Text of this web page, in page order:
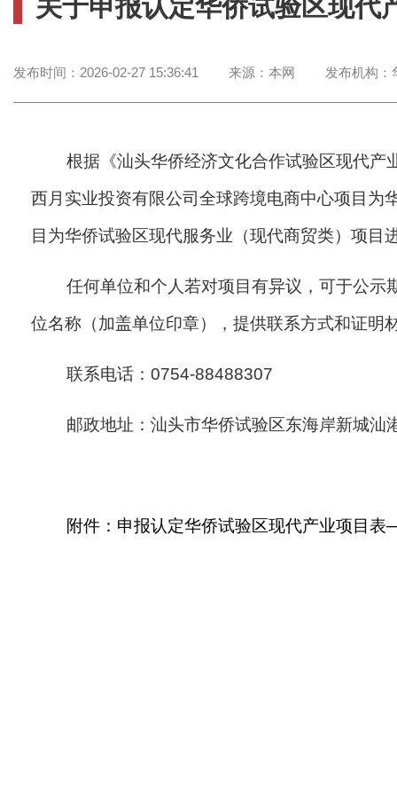
关于申报认定华侨试验区现代
发布时间： 2026-02-27 15:36:41 来源： 本网 发布机构：
根据《汕头华侨经济文化合作试验区现代产
西月实业投资有限公司全球跨境电商中心项目为
目为华侨试验区现代服务业（现代商贸类）项
任何单位和个人若对项目有异议，可于公示期
位名称（加盖单位印章），提供联系方式和证明
联系电话：0754-88488307
邮政地址：汕头市华侨试验区东海岸新城汕
附件：申报认定华侨试验区现代产业项目